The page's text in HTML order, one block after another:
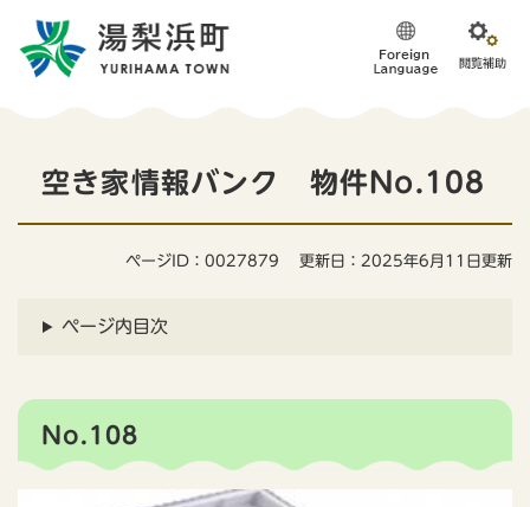
空き家情報バンク 物件No.108
ページID：0027879 更新日：2025年6月11日更新
ページ内目次
No.108